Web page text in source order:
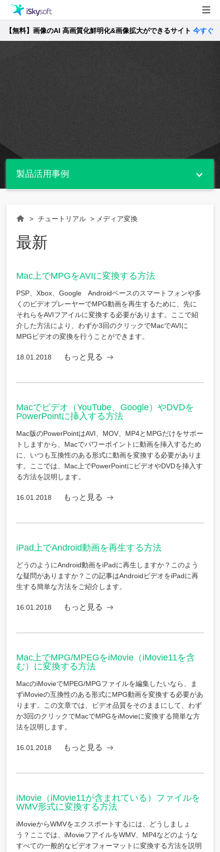
製品
Utility
製品活用事例
ストア
無料】画像のAI 高画質化鮮明化&画像拡大ができるサイト 今すぐ確
製品活用事例
> チュートリアル > メディア変換
最新
Mac上でMPGをAVIに変換する方法
PSP、Xbox、Google Androidベースのスマートフォンや多
くのビデオプレーヤーでMPG動画を再生するために、先に
それらをAVIフアイルに変換する必要があります。ここで紹
介した方法により、わずか3回のクリックでMacでAVIに
MPGビデオの変換を行うことができます。
18.01.2018 もっと見る
Macでビデオ（YouTube、Google）やDVDを
PowerPointに挿入する方法
Mac版のPowerPointはAVI、MOV、MP4とMPGだけをサポー
トしますから、Macでパワーポイントに動画を挿入するため
に、いつも互換性のある形式に動画を変換する必要がありま
す。ここでは、Mac上でPowerPointにビデオやDVDを挿入す
る方法を説明します。
16.01.2018 もっと見る
iPad上でAndroid動画を再生する方法
どうのようにAndroid動画をiPadに再生しますか？このよう
な疑問がありますか？この記事はAndroidビデオをiPadに再
生する簡単な方法をご紹介します。
16.01.2018 もっと見る
Mac上でMPG/MPEGをiMovie（iMovie11を含
む）に変換する方法
MacのiMovieでMPEG/MPGファイルを編集したいなら、ま
ずiMovieの互換性のある形式にMPG動画を変換する必要があ
ります。この文章では、ビデオ品質をそのままにして、わず
か3回のクリックでMacでMPGをiMovieに変換する簡単な方
法を説明します。
16.01.2018 もっと見る
iMovie（iMovie11が含まれている）ファイルを
WMV形式に変換する方法
iMovieからWMVをエクスポートするには、どうしましょ
う？ここでは、iMovieフアイルをWMV、MP4などのような
すべての一般的なビデオフォーマットに変換する方法を説明